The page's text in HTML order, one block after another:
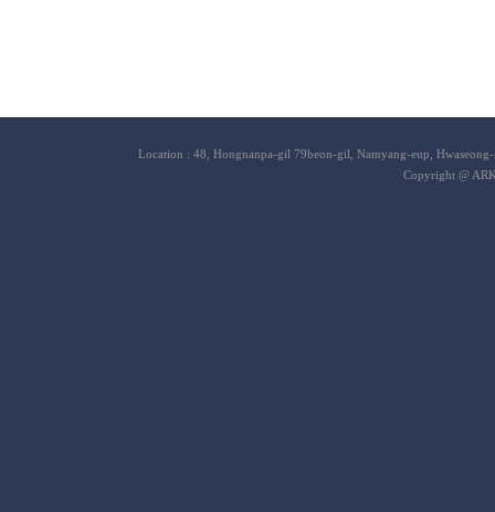
Location : 48, Hongnanpa-gil 79beon-gil, Namyang-eup,
Copyright @